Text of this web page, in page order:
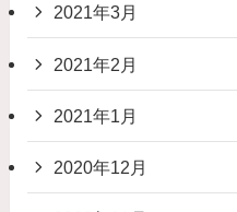
2021年3月
2021年2月
2021年1月
2020年12月